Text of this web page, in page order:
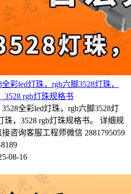
彩led灯珠，rgb六脚3528灯珠，
3528 rgb灯珠规格书
全彩led灯珠，rgb六脚3528灯
珠，3528 rgb灯珠规格书。 详细规
咨询客服工程师微信 2881795059
08-16